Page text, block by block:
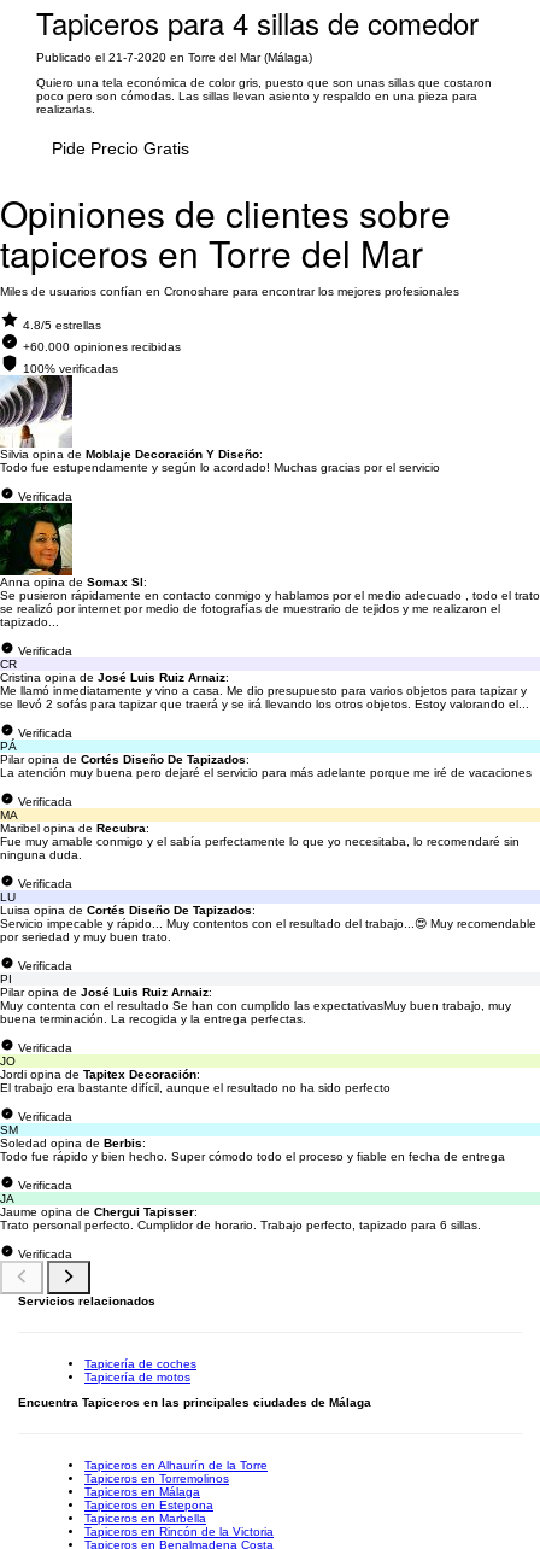
Tapiceros para 4 sillas de comedor
Publicado el 21-7-2020 en Torre del Mar (Málaga)
Quiero una tela económica de color gris, puesto que son unas sillas que costaron
poco pero son cómodas. Las sillas llevan asiento y respaldo en una pieza para
realizarlas.
Pide Precio Gratis
Opiniones de clientes sobre
tapiceros en Torre del Mar
Miles de usuarios confían en Cronoshare para encontrar los mejores profesionales
4.8/5 estrellas
+60.000 opiniones recibidas
100% verificadas
Silvia opina de Moblaje Decoración Y Diseño:
Todo fue estupendamente y según lo acordado! Muchas gracias por el servicio
Verificada
Anna opina de Somax Sl:
Se pusieron rápidamente en contacto conmigo y hablamos por el medio adecuado , todo el trato
se realizó por internet por medio de fotografías de muestrario de tejidos y me realizaron el
tapizado...
Verificada
CR
Cristina opina de José Luis Ruiz Arnaiz:
Me llamó inmediatamente y vino a casa. Me dio presupuesto para varios objetos para tapizar y
se llevó 2 sofás para tapizar que traerá y se irá llevando los otros objetos. Estoy valorando el...
Verificada
PÁ
Pilar opina de Cortés Diseño De Tapizados:
La atención muy buena pero dejaré el servicio para más adelante porque me iré de vacaciones
Verificada
MA
Maribel opina de Recubra:
Fue muy amable conmigo y el sabía perfectamente lo que yo necesitaba, lo recomendaré sin
ninguna duda.
Verificada
LU
Luisa opina de Cortés Diseño De Tapizados:
Servicio impecable y rápido... Muy contentos con el resultado del trabajo...😍 Muy recomendable
por seriedad y muy buen trato.
Verificada
PI
Pilar opina de José Luis Ruiz Arnaiz:
Muy contenta con el resultado Se han con cumplido las expectativasMuy buen trabajo, muy
buena terminación. La recogida y la entrega perfectas.
Verificada
JO
Jordi opina de Tapitex Decoración:
El trabajo era bastante difícil, aunque el resultado no ha sido perfecto
Verificada
SM
Soledad opina de Berbis:
Todo fue rápido y bien hecho. Super cómodo todo el proceso y fiable en fecha de entrega
Verificada
JA
Jaume opina de Chergui Tapisser:
Trato personal perfecto. Cumplidor de horario. Trabajo perfecto, tapizado para 6 sillas.
Verificada
Servicios relacionados
Tapicería de coches
Tapicería de motos
Encuentra Tapiceros en las principales ciudades de Málaga
Tapiceros en Alhaurín de la Torre
Tapiceros en Torremolinos
Tapiceros en Málaga
Tapiceros en Estepona
Tapiceros en Marbella
Tapiceros en Rincón de la Victoria
Tapiceros en Benalmadena Costa